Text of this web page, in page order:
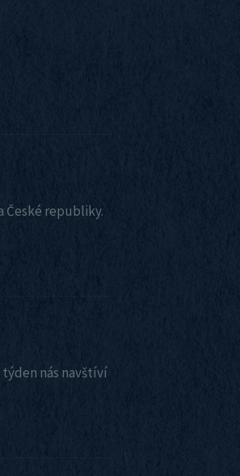
České republiky.
nás navštíví